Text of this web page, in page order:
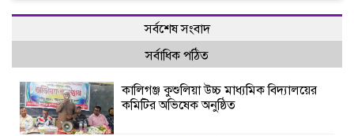
সর্বশেষ সংবাদ
সর্বাধিক পঠিত
কালিগঞ্জ কুশুলিয়া উচ্চ মাধ্যমিক বিদ্যালয়ের
কমিটির অভিষেক অনুষ্ঠিত